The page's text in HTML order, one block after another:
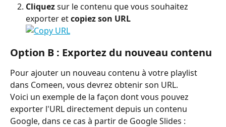
Cliquez sur le contenu que vous souhaitez
exporter et copiez son URL
Option B : Exportez du nouveau contenu
Pour ajouter un nouveau contenu à votre playlist
dans Comeen, vous devrez obtenir son URL.
Voici un exemple de la façon dont vous pouvez
exporter l'URL directement depuis un contenu
Google, dans ce cas à partir de Google Slides :